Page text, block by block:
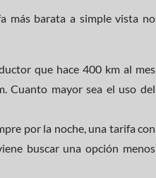
más barata a simple vista no
que hace 400 km al mes
Cuanto mayor sea el uso del
por la noche, una tarifa con
buscar una opción menos